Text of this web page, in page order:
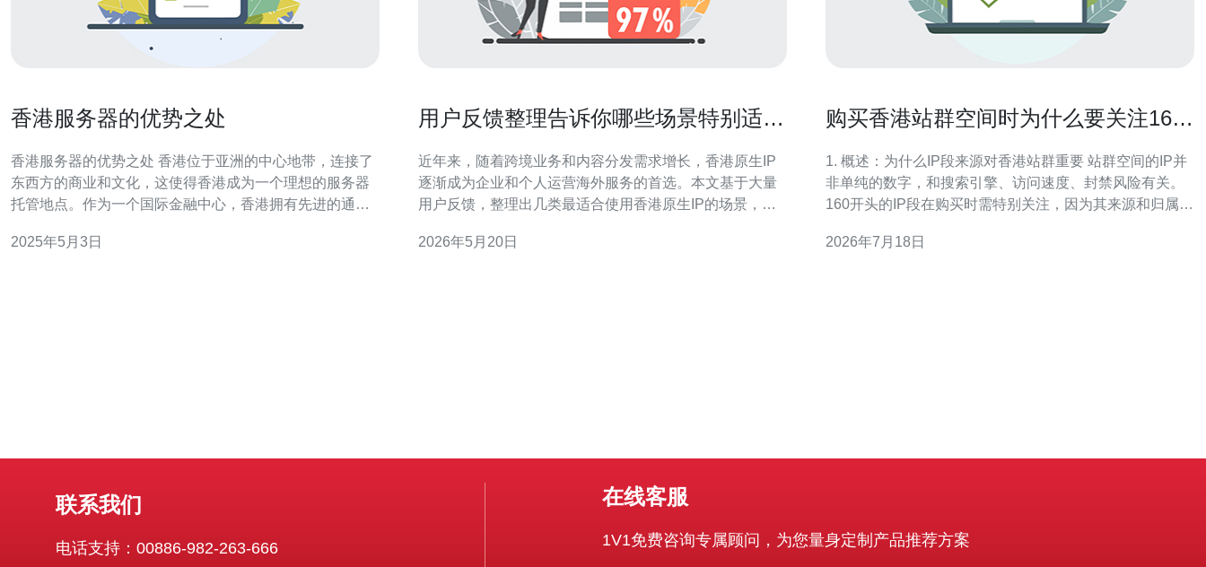
香港服务器的优势之处
香港服务器的优势之处 香港位于亚洲的中心地带，连接了
东西方的商业和文化，这使得香港成为一个理想的服务器
托管地点。作为一个国际金融中心，香港拥有先进的通信
港服务器能够提供高速和可靠的网络连接，满足用户的需
2025年5月3日
用户反馈整理告诉你哪些场景特别适合
近年来，随着跨境业务和内容分发需求增长，香港原生IP
逐渐成为企业和个人运营海外服务的首选。本文基于大量
用户反馈，整理出几类最适合使用香港原生IP的场景，并
术要点给出购买建议。 场景一：面向中国大陆和东南亚的
2026年5月20日
购买香港站群空间时为什么要关注160
1. 概述：为什么IP段来源对香港站群重要 站群空间的IP并
非单纯的数字，和搜索引擎、访问速度、封禁风险有关。
160开头的IP段在购买时需特别关注，因为其来源和归属会
被识别为代理/数据中心IP的概率。 站群的目的通常是分散
2026年7月18日
联系我们
电话支持：00886-982-263-666
在线客服
1V1免费咨询专属顾问，为您量身定制产品推荐方案